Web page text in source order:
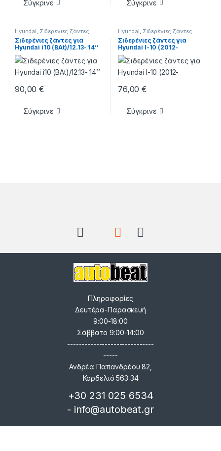
Σύγκρινε Σύγκρινε
Hyundai, Σιδερένιες ζάντες
Σιδερένιες ζάντες για
Hyundai i10 (BAt)/12.13- 14’’
90,00€
Σύγκρινε
Hyundai, Σιδερένιες ζάντες
Σιδερένιες ζάντες για
Hyundai I-10 (2012-
76,00€
Σύγκρινε
Πληροφορίες
Δευτέρα-Παρασκευή
9:00-18:00
Σάββατο 9:00-14:00
------------------------------
-----
Ανδρέα Παπανδρέου 82,
Κορδελιό 563 34
+30 231 025 6534
- info@autobeat.gr